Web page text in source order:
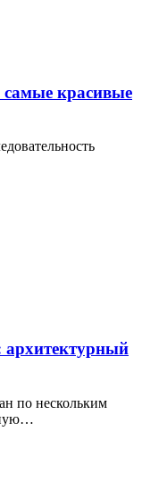
самые красивые
архитектурный
по нескольким